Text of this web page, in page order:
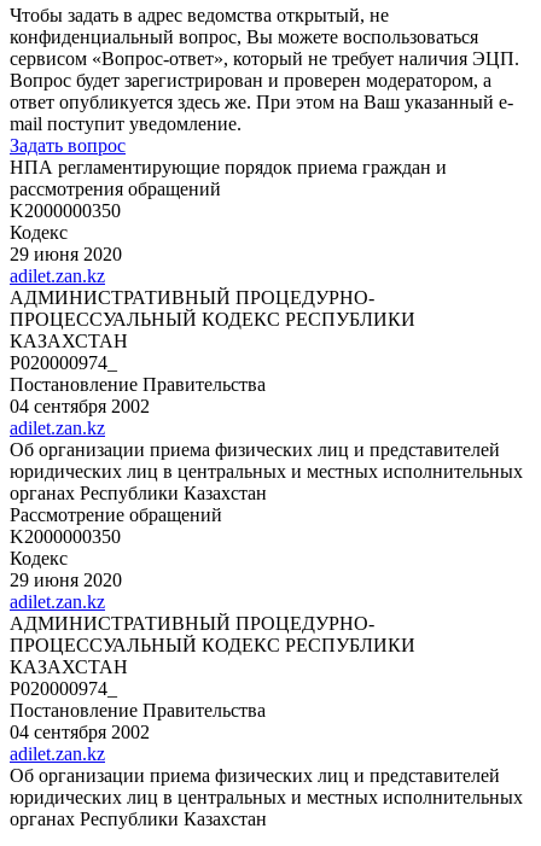
Чтобы задать в адрес ведомства открытый, не
конфиденциальный вопрос, Вы можете воспользоваться
сервисом «Вопрос-ответ», который не требует наличия ЭЦП.
Вопрос будет зарегистрирован и проверен модератором, а
ответ опубликуется здесь же. При этом на Ваш указанный e-
mail поступит уведомление.
Задать вопрос
НПА регламентирующие порядок приема граждан и
рассмотрения обращений
K2000000350
Кодекс
29 июня 2020
adilet.zan.kz
АДМИНИСТРАТИВНЫЙ ПРОЦЕДУРНО-
ПРОЦЕССУАЛЬНЫЙ КОДЕКС РЕСПУБЛИКИ
КАЗАХСТАН
P020000974_
Постановление Правительства
04 сентября 2002
adilet.zan.kz
Об организации приема физических лиц и представителей
юридических лиц в центральных и местных исполнительных
органах Республики Казахстан
Рассмотрение обращений
K2000000350
Кодекс
29 июня 2020
adilet.zan.kz
АДМИНИСТРАТИВНЫЙ ПРОЦЕДУРНО-
ПРОЦЕССУАЛЬНЫЙ КОДЕКС РЕСПУБЛИКИ
КАЗАХСТАН
P020000974_
Постановление Правительства
04 сентября 2002
adilet.zan.kz
Об организации приема физических лиц и представителей
юридических лиц в центральных и местных исполнительных
органах Республики Казахстан